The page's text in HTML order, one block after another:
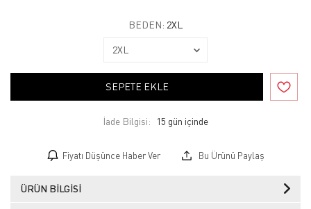
BEDEN: 2XL
SEPETE EKLE
İade Bilgisi:
Fiyatı Düşünce Haber Ver Bu Ürünü Paylaş
ÜRÜN BILGISI